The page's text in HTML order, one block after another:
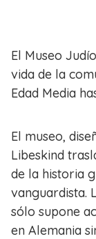
El Museo
vida de la
Edad Media
El museo,
Libeskind
de la historia
vanguardista.
sólo supone
en Alemania